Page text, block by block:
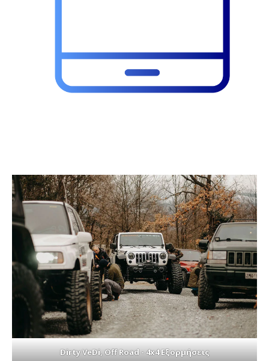
Dirty VeDi, Off Road - 4x4 Εξορμήσεις